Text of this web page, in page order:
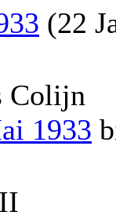
(22
Colijn
1933